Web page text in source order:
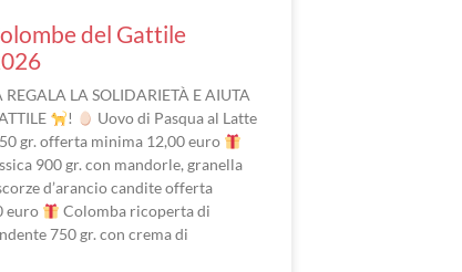
del Gattile
REGALA LA SOLIDARIETÀ E AIUTA
!
Uovo di Pasqua al Latte
gr. offerta minima 12,00 euro
900 gr. con mandorle, granella
d’arancio candite offerta
euro
Colomba ricoperta di
750 gr. con crema di